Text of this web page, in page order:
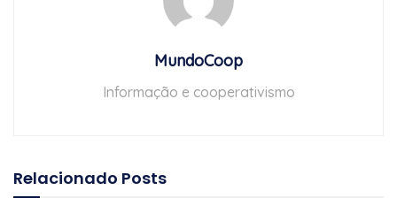
MundoCoop
Informação e cooperativismo
Relacionado Posts